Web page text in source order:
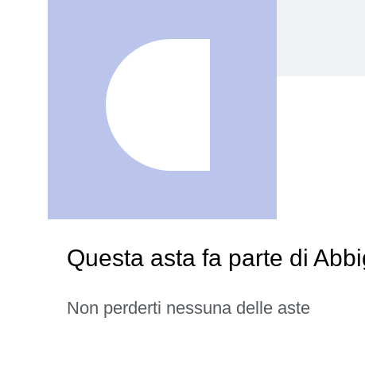
Questa asta fa parte di
Non perderti nessuna delle aste